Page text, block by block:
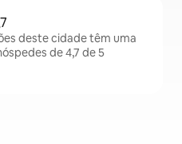
deste cidade têm uma
de 4,7 de 5